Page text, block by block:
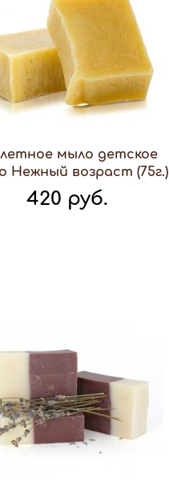
мыло детское
Нежный возраст (75г.)
420 руб.